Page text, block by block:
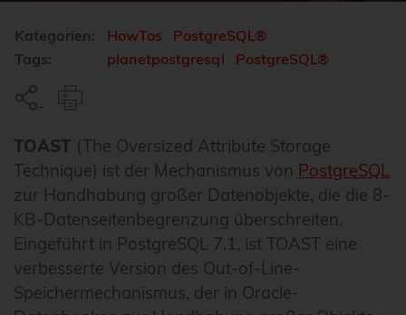
Kategorien: HowTos
PostgreSQL®
Tags:
planetpostgresql PostgreSQL®
TOAST (The Oversized Attribute Storage
Technique) ist der Mechanismus von PostgreSQL
zur Handhabung großer Datenobjekte, die die 8-
KB-Datenseitenbegrenzung überschreiten.
Eingeführt in PostgreSQL 7.1, ist TOAST eine
verbesserte Version des Out-of-Line-
Speichermechanismus, der in Oracle-